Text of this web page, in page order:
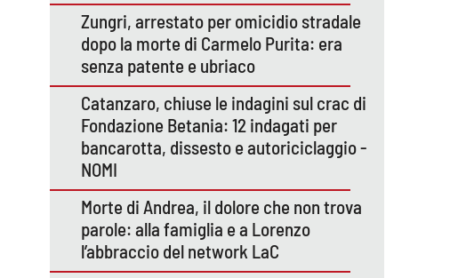
Zungri, arrestato per omicidio stradale
dopo la morte di Carmelo Purita: era
senza patente e ubriaco
Catanzaro, chiuse le indagini sul crac di
Fondazione Betania: 12 indagati per
bancarotta, dissesto e autoriciclaggio -
NOMI
Morte di Andrea, il dolore che non trova
parole: alla famiglia e a Lorenzo
l’abbraccio del network LaC